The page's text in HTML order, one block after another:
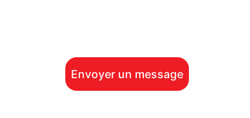
Envoyer un message